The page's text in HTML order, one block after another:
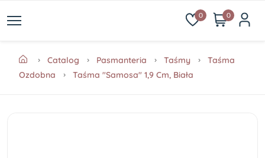
0 0
Catalog Pasmanteria Taśmy
Taśma
Ozdobna
Taśma "Samosa" 1,9 Cm, Biała